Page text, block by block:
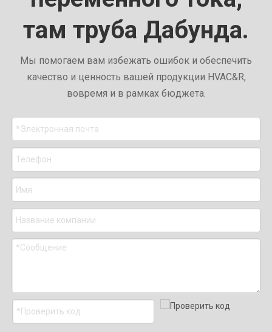
там труба Дабунда.
Мы помогаем вам избежать ошибок и обеспечить
качество и ценность вашей продукции HVAC&R,
вовремя и в рамках бюджета.